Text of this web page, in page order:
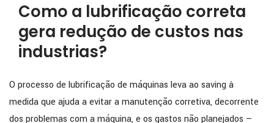
Como a lubrificação correta
gera redução de custos nas
industrias?
O processo de lubrificação de máquinas leva ao saving à
medida que ajuda a evitar a manutenção corretiva, decorrente
dos problemas com a máquina, e os gastos não planejados —